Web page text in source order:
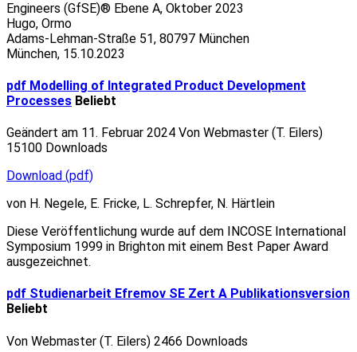
Engineers (GfSE)® Ebene A, Oktober 2023
Hugo, Ormo
Adams-Lehman-Straße 51, 80797 München
München, 15.10.2023
pdf Modelling of Integrated Product Development
Processes Beliebt
Geändert am 11. Februar 2024 Von Webmaster (T. Eilers)
15100 Downloads
Download (pdf)
von H. Negele, E. Fricke, L. Schrepfer, N. Härtlein
Diese Veröffentlichung wurde auf dem INCOSE International
Symposium 1999 in Brighton mit einem Best Paper Award
ausgezeichnet.
pdf Studienarbeit Efremov SE Zert A Publikationsversion
Beliebt
Von Webmaster (T. Eilers) 2466 Downloads